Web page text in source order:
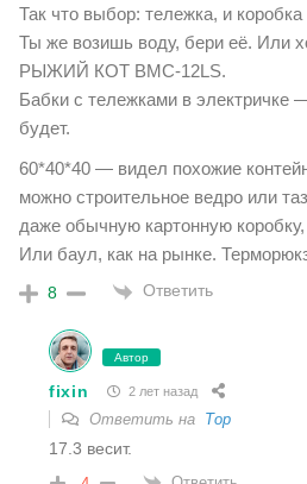
Так что выбор: тележка, и
Ты же возишь воду, бери её. Или
РЫЖИЙ КОТ BMC-12LS.
Бабки с тележками в электричке
будет.
60*40*40 — видел похожие
можно строительное ведро или
даже обычную картонную
Или баул, как на рынке.
8 Ответить
Автор
fixin 2 лет назад
Ответить на Тор
17.3 весит.